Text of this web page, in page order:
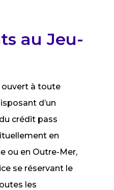
au Jeu-
ouvert à toute
d’un
crédit pass
en
ou en Outre-Mer,
se réservant le
les